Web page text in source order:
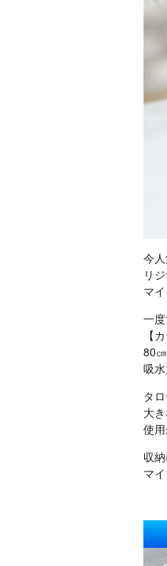
今
リ
マ
一
【
80
吸
タ
大
使
収
マ